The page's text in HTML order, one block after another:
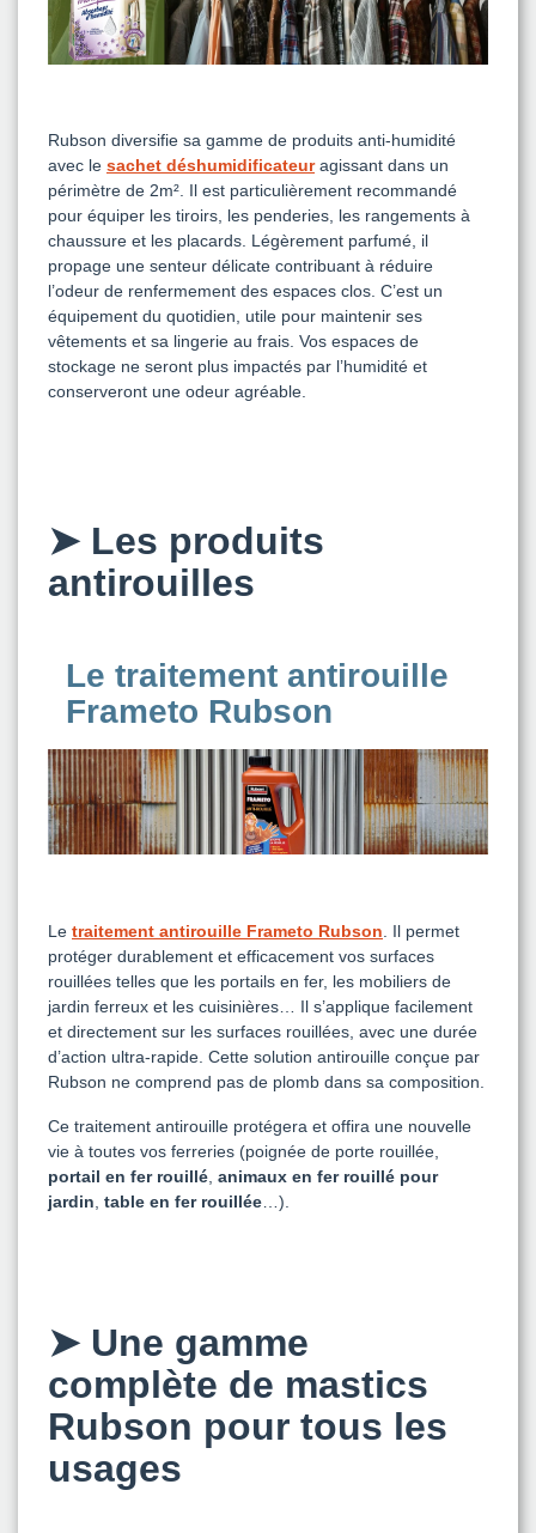
Rubson diversifie sa gamme de produits anti-humidité
avec le sachet déshumidificateuragissant dans un
périmètre de 2m². Il est particulièrement recommandé
pour équiper les tiroirs, les penderies, les rangements à
chaussure et les placards. Légèrement parfumé, il
propage une senteur délicate contribuant à réduire
l’odeur de renfermement des espaces clos. C’est un
équipement du quotidien, utile pour maintenir ses
vêtements et sa lingerie au frais. Vos espaces de
stockage ne seront plus impactés par l’humidité et
conserveront une odeur agréable.
➤ Les produits
antirouilles
Le traitement antirouille
Frameto Rubson
Le traitement antirouille Frameto Rubson . Il permet
protéger durablement et efficacement vos surfaces
rouillées telles que les portails en fer, les mobiliers de
jardin ferreux et les cuisinières… Il s’applique facilement
et directement sur les surfaces rouillées, avec une durée
d’action ultra-rapide. Cette solution antirouille conçue par
Rubson ne comprend pas de plomb dans sa composition.
Ce traitement antirouille protégera et offira une nouvelle
vie à toutes vos ferreries (poignée de porte rouillée,
portail en fer rouillé animaux en fer rouillé pour
jardin table en fer rouillée …).
➤ Une gamme
complète de mastics
Rubson pour tous les
usages